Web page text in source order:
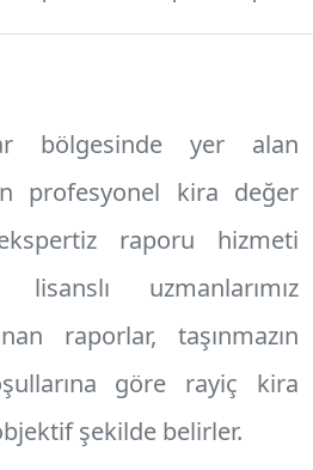
bölgesinde yer alan
profesyonel kira değer
raporu hizmeti
uzmanlarımız
raporlar, taşınmazın
göre rayiç kira
şekilde belirler.